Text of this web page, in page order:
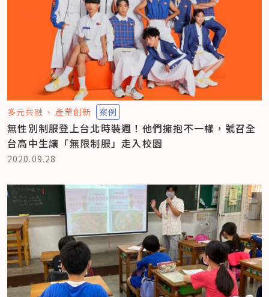
多元共融 產業創新 案例
無性別制服登上台北時裝週！他們擁抱不一樣，號召全
台高中生讓「無限制服」走入校園
2020.09.28